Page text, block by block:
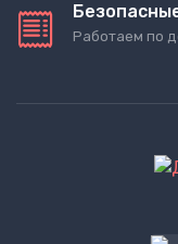
Работаем по